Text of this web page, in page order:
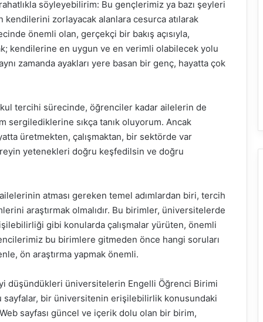
söyleyebilirim: Bu gençlerimiz ya bazı şeyleri
kendilerini zorlayacak alanlara cesurca atılarak
önemli olan, gerçekçi bir bakış açısıyla,
kendilerine en uygun ve en verimli olabilecek yolu
zamanda ayakları yere basan bir genç, hayatta çok
tercihi sürecinde, öğrenciler kadar ailelerin de
sergilediklerine sıkça tanık oluyorum. Ancak
üretmekten, çalışmaktan, bir sektörde var
yetenekleri doğru keşfedilsin ve doğru
atması gereken temel adımlardan biri, tercih
araştırmak olmalıdır. Bu birimler, üniversitelerde
gibi konularda çalışmalar yürüten, önemli
bu birimlere gitmeden önce hangi soruları
ön araştırma yapmak önemli.
düşündükleri üniversitelerin Engelli Öğrenci Birimi
sayfalar, bir üniversitenin erişilebilirlik konusundaki
sayfası güncel ve içerik dolu olan bir birim,